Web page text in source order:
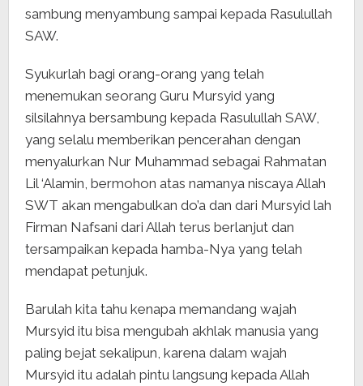
sambung menyambung sampai kepada Rasulullah
SAW.
Syukurlah bagi orang-orang yang telah
menemukan seorang Guru Mursyid yang
silsilahnya bersambung kepada Rasulullah SAW,
yang selalu memberikan pencerahan dengan
menyalurkan Nur Muhammad sebagai Rahmatan
Lil ‘Alamin, bermohon atas namanya niscaya Allah
SWT akan mengabulkan do’a dan dari Mursyid lah
Firman Nafsani dari Allah terus berlanjut dan
tersampaikan kepada hamba-Nya yang telah
mendapat petunjuk.
Barulah kita tahu kenapa memandang wajah
Mursyid itu bisa mengubah akhlak manusia yang
paling bejat sekalipun, karena dalam wajah
Mursyid itu adalah pintu langsung kepada Allah